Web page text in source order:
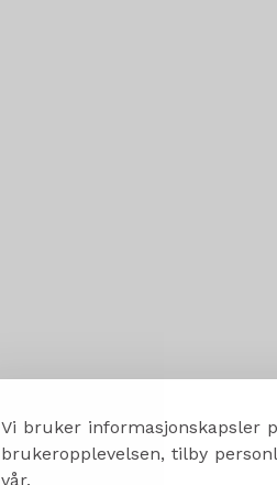
Vi bruker informasjonskapsler
brukeropplevelsen, tilby
vår.